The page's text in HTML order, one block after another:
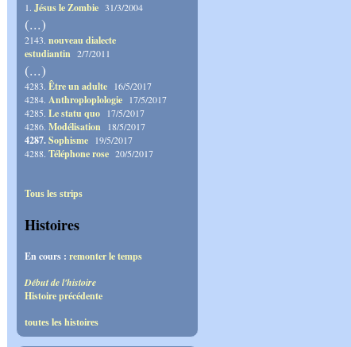
1. Jésus le Zombie 31/3/2004
(...)
2143. nouveau dialecte
estudiantin 2/7/2011
(...)
4283. Être un adulte 16/5/2017
4284. Anthroploplologie 17/5/2017
4285. Le statu quo 17/5/2017
4286. Modélisation 18/5/2017
4287.Sophisme
19/5/2017
4288. Téléphone rose 20/5/2017
Tous les strips
Histoires
En cours : remonter le temps
Début de l'histoire
Histoire précédente
toutes les histoires